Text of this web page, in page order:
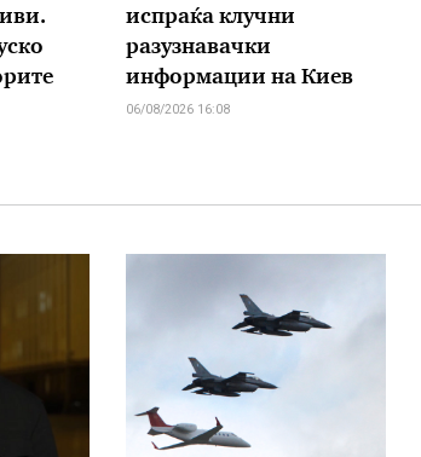
испраќа клучни
разузнавачки
информации на Киев
06/08/2026 16:08